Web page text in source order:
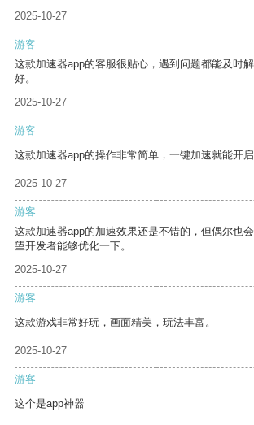
2025-10-27
游客
这款加速器app的客服很贴心，遇到问题都能及时
好。
2025-10-27
游客
这款加速器app的操作非常简单，一键加速就能开启
2025-10-27
游客
这款加速器app的加速效果还是不错的，但偶尔也
望开发者能够优化一下。
2025-10-27
游客
这款游戏非常好玩，画面精美，玩法丰富。
2025-10-27
游客
这个是app神器